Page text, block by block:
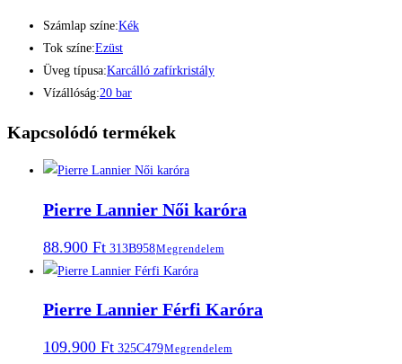
Számlap színe:Kék
Tok színe:Ezüst
Üveg típusa:Karcálló zafírkristály
Vízállóság:20 bar
Kapcsolódó termékek
Pierre Lannier Női karóra
88.900 Ft 313B958Megrendelem
Pierre Lannier Férfi Karóra
109.900 Ft 325C479Megrendelem